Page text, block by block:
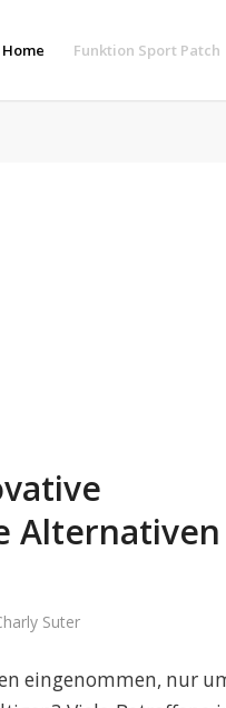
Home Funktion Sport Patch
Alternativen
Suter
eingenommen, nur